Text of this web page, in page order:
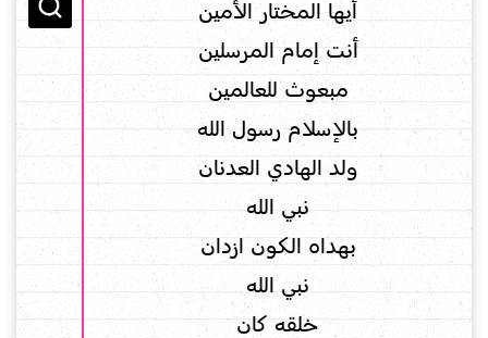
أيها المختار الأمين
أنت إمام المرسلين
مبعوث للعالمين
بالإسلام رسول الله
ولد الهادي العدنان
نبي الله
بهداه الكون ازدان
نبي الله
خلقه كان